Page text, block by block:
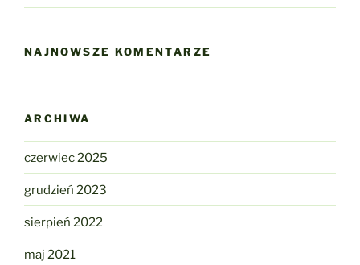
NAJNOWSZE KOMENTARZE
ARCHIWA
czerwiec 2025
grudzień 2023
sierpień 2022
maj 2021